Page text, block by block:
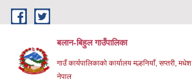
Skip to main content
बलान-बिहुल गाउँपालिका
गाउँ कार्यपालिकाको कार्यालय मल्हनियाँ, सप्तरी,
नेपाल